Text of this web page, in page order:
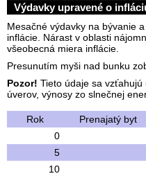
Výdavky upravené o
Mesačné výdavky na bývanie
inflácie. Nárast v oblasti
všeobecná miera inflácie.
Presunutím myši nad bunku
Pozor! Tieto údaje sa
úverov, výnosy zo slnečnej
Rok Prenajatý byt
0
5
10